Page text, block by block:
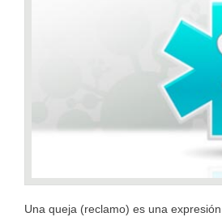
Una queja (reclamo) es una